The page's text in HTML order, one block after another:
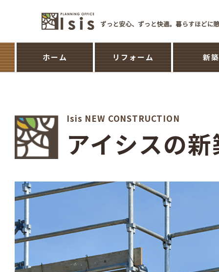
ホーム リフォーム 新築
Isis NEW CONSTRUCTION
アイシスの